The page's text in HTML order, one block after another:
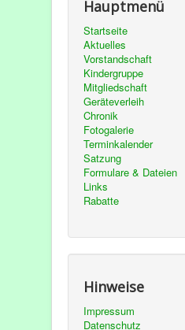
Hauptmenü
Startseite
Aktuelles
Vorstandschaft
Kindergruppe
Mitgliedschaft
Geräteverleih
Chronik
Fotogalerie
Terminkalender
Satzung
Formulare & Dateien
Links
Rabatte
Hinweise
Impressum
Datenschutz